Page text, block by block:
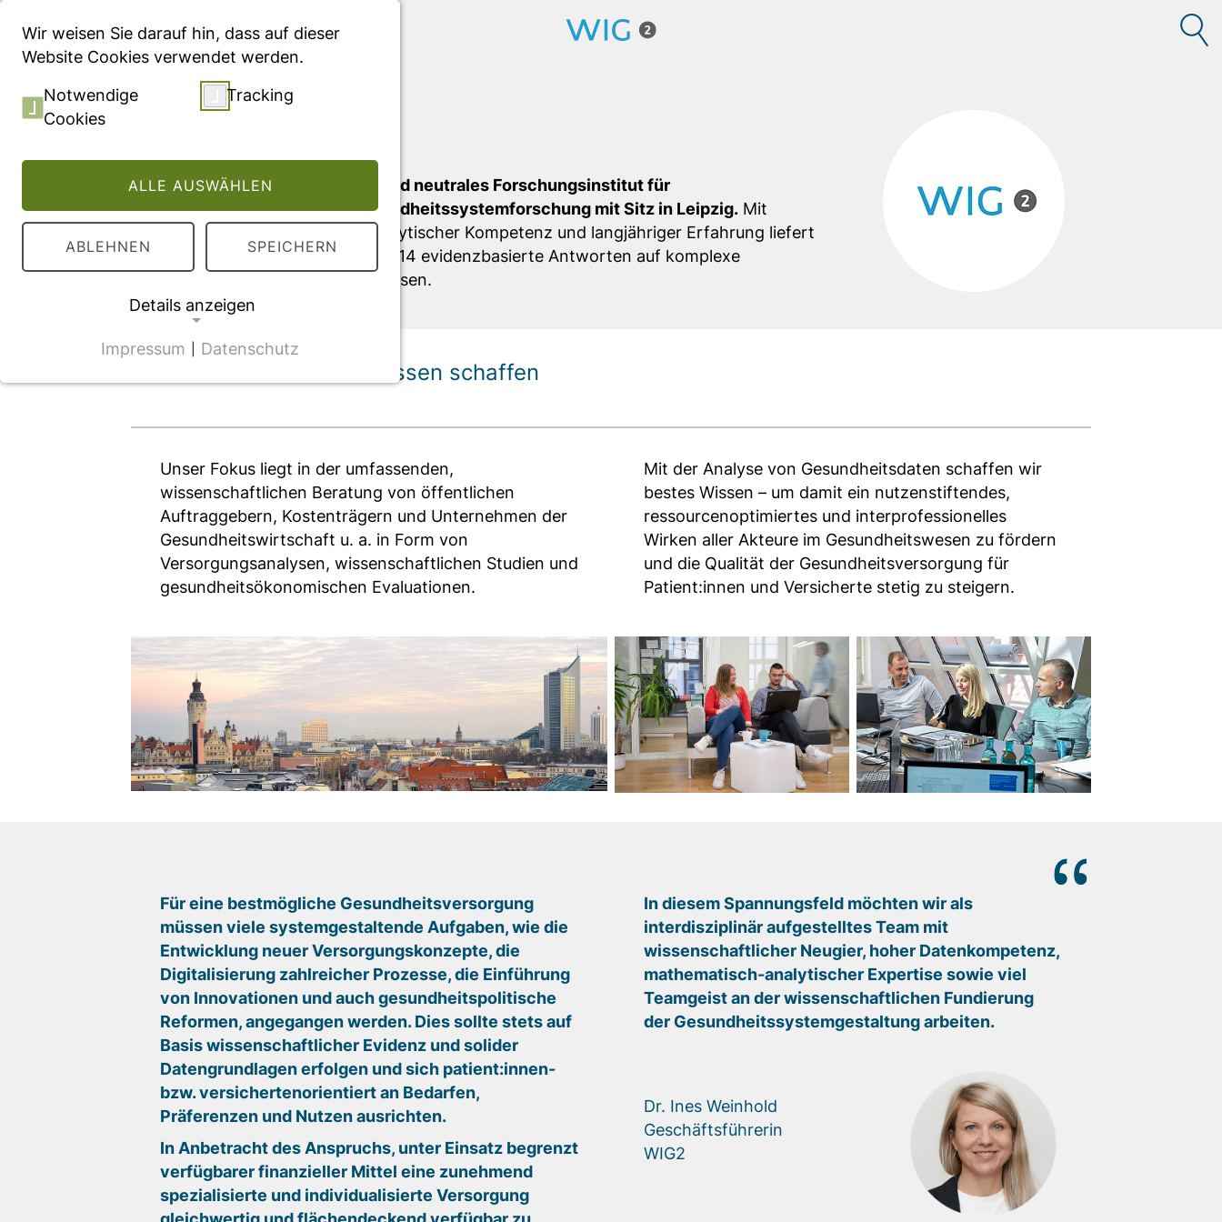
Menü
– Überblick –
Das WIG2 ist ein unabhängiges und neutrales Forschungsinstitut für
Gesundheitsökonomie und Gesundheitssystemforschung mit Sitz in Leipzig. Mit
fachübergreifender Expertise, analytischer Kompetenz und langjähriger Erfahrung liefert
es seit seiner Gründung im Jahr 2014 evidenzbasierte Antworten auf komplexe
Fragestellungen im Gesundheitswesen.
Mit Gesundheitsdaten Wissen schaffen
Unser Fokus liegt in der umfassenden,
wissenschaftlichen Beratung von öffentlichen
Auftraggebern, Kostenträgern und Unternehmen der
Gesundheitswirtschaft u. a. in Form von
Versorgungsanalysen, wissenschaftlichen Studien und
gesundheitsökonomischen Evaluationen.
Mit der Analyse von Gesundheitsdaten schaffen wir
bestes Wissen – um damit ein nutzenstiftendes,
ressourcenoptimiertes und interprofessionelles
Wirken aller Akteure im Gesundheitswesen zu fördern
und die Qualität der Gesundheitsversorgung für
Patient:innen und Versicherte stetig zu steigern.
Für eine bestmögliche Gesundheitsversorgung
müssen viele systemgestaltende Aufgaben, wie die
Entwicklung neuer Versorgungskonzepte, die
Digitalisierung zahlreicher Prozesse, die Einführung
von Innovationen und auch gesundheitspolitische
Reformen, angegangen werden. Dies sollte stets auf
Basis wissenschaftlicher Evidenz und solider
Datengrundlagen erfolgen und sich patient:innen-
bzw. versichertenorientiert an Bedarfen,
Präferenzen und Nutzen ausrichten.
In Anbetracht des Anspruchs, unter Einsatz begrenzt
verfügbarer finanzieller Mittel eine zunehmend
spezialisierte und individualisierte Versorgung
In diesem Spannungsfeld möchten wir als
interdisziplinär aufgestelltes Team mit
wissenschaftlicher Neugier, hoher Datenkompetenz,
mathematisch-analytischer Expertise sowie viel
Teamgeist an der wissenschaftlichen Fundierung
der Gesundheitssystemgestaltung arbeiten.
Dr. Ines Weinhold
Geschäftsführerin
WIG2
Wir weisen Sie darauf hin, dass auf dieser
Website Cookies verwendet werden.
Notwendige
Cookies
Tracking
ALLE AUSWÄHLEN
ABLEHNEN SPEICHERN
Details anzeigen
NOTWENDIGE COOKIES
Frontend Benutzer
Identifizierung
Wir werten das Nutzerverhalten mit
Matomo aus.
MATOMO_SESSID
Benutzer Tracking
Matomo Sprache
Impressum Datenschutz